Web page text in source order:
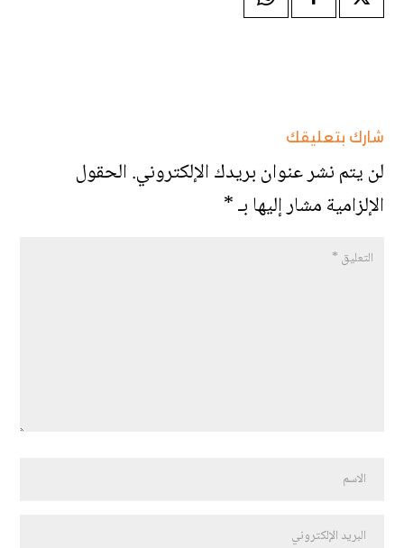
شارك بتعليقك
لن يتم نشر عنوان بريدك الإلكتروني.الحقول
الإلزامية مشار إليها بـ*